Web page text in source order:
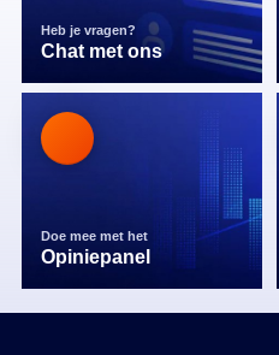
Heb je vragen?
Chat met ons
Doe mee met het
Opiniepanel